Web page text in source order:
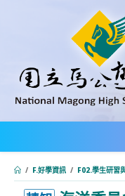
內
/ F.好學資訊 / F02.學生研習